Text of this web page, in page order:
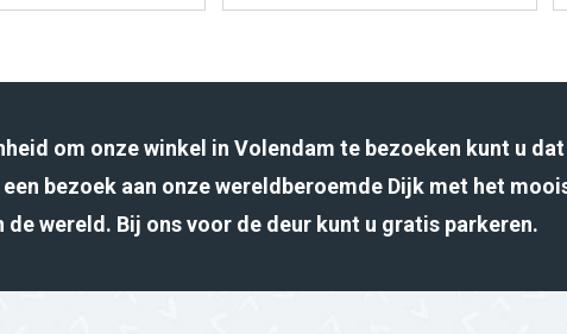
om onze winkel in Volendam te bezoeken kunt u
bezoek aan onze wereldberoemde Dijk met het
de wereld. Bij ons voor de deur kunt u gratis parkeren.